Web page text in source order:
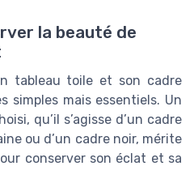
la beauté de
tableau toile et son cadre
simples mais essentiels. Un
qu’il s’agisse d’un cadre
ou d’un cadre noir, mérite
conserver son éclat et sa